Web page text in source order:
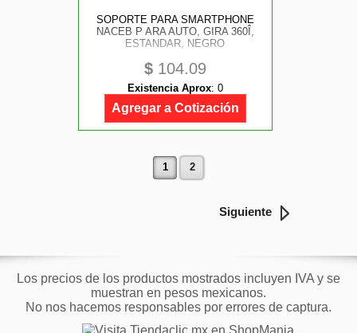
SOPORTE PARA SMARTPHONE
NACEB P ARA AUTO, GIRA 360Î,
ESTANDAR, NEGRO
$ 104.09
Existencia Aprox: 0
Agregar a Cotización
1 2
Siguiente
Los precios de los productos mostrados incluyen IVA y se
muestran en pesos mexicanos.
No nos hacemos responsables por errores de captura.